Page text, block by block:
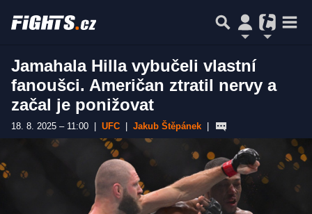
Jamahala Hilla vybučeli vlastní
fanoušci. Američan ztratil nervy a
začal je ponižovat
18. 8. 2025 – 11:00 UFC Jakub Štěpánek